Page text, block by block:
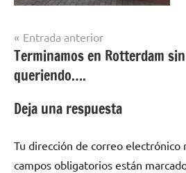
Navegación
de
entradas
Entrada anterior
Terminamos en Rotterdam
queriendo….
Deja una respuesta
Tu dirección de correo electrónico
campos obligatorios están